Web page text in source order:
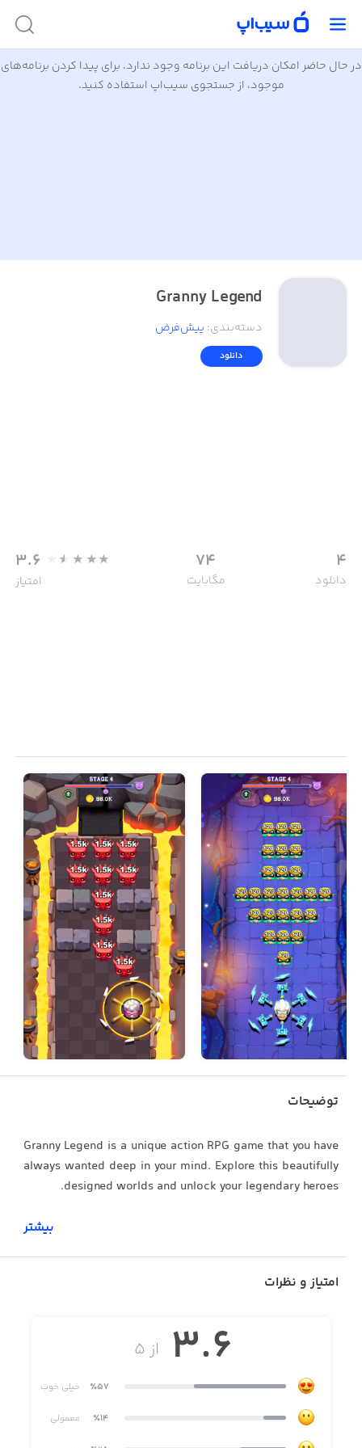
در حال حاضر امکان دریافت این برنامه وجود ندارد. برای پیدا کردن برنامه‌های
موجود، از جستجوی سیب‌اپ استفاده کنید.
Granny Legend
دسته‌بندی: پیش‌فرض
دانلود
4
دانلود
74
مگابایت
3.6
امتیاز
توضیحات
Granny Legend is a unique action RPG game that you have
always wanted deep in your mind. Explore this beautifully
designed worlds and unlock your legendary heroes.
effects. Defeat monsters and their bosses by Spinning
There are more than TWENTY heroes with very unique
skills, unlock and bring them to defeat the upcoming army
waves of enemies.
بیشتر
امتیاز و نظرات
از ۵ 3.6
٪57 خیلی خوب
٪14 معمولی